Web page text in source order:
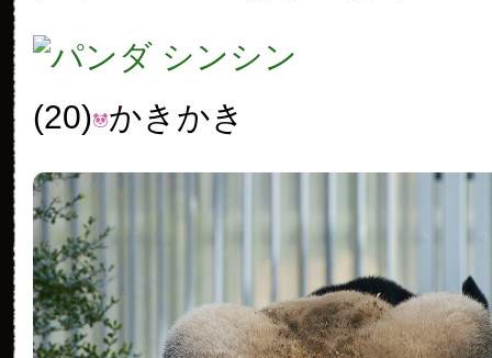
(20) かきかき